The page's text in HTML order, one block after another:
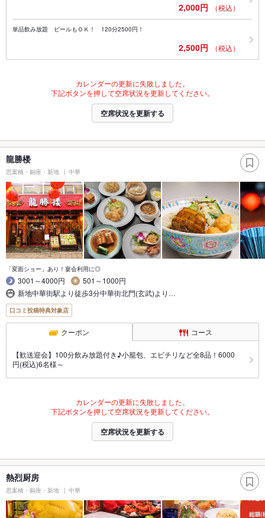
2,000円 （税込）
単品飲み放題 ビールもＯＫ！ 120分2500円！
2,500円 （税込）
カレンダーの更新に失敗しました。
下記ボタンを押して空席状況を更新してください。
空席状況を更新する
龍勝楼
思案橋・銅座・新地 中華
「変面ショー」あり！宴会利用に◎
3001～4000円
501～1000円
新地中華街駅より徒歩3分中華街北門(玄武)より…
口コミ投稿特典対象店
クーポン コース
【歓送迎会】100分飲み放題付き♪小籠包、エビチリなど全8品！6000
円(税込)6名様～
カレンダーの更新に失敗しました。
下記ボタンを押して空席状況を更新してください。
空席状況を更新する
熱烈厨房
思案橋・銅座・新地 中華